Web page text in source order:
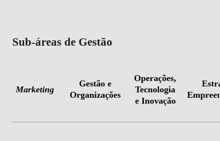
Sub-áreas de Gestão
Marketing
Gestão e
Organizações
Operações,
Tecnologia
e Inovação